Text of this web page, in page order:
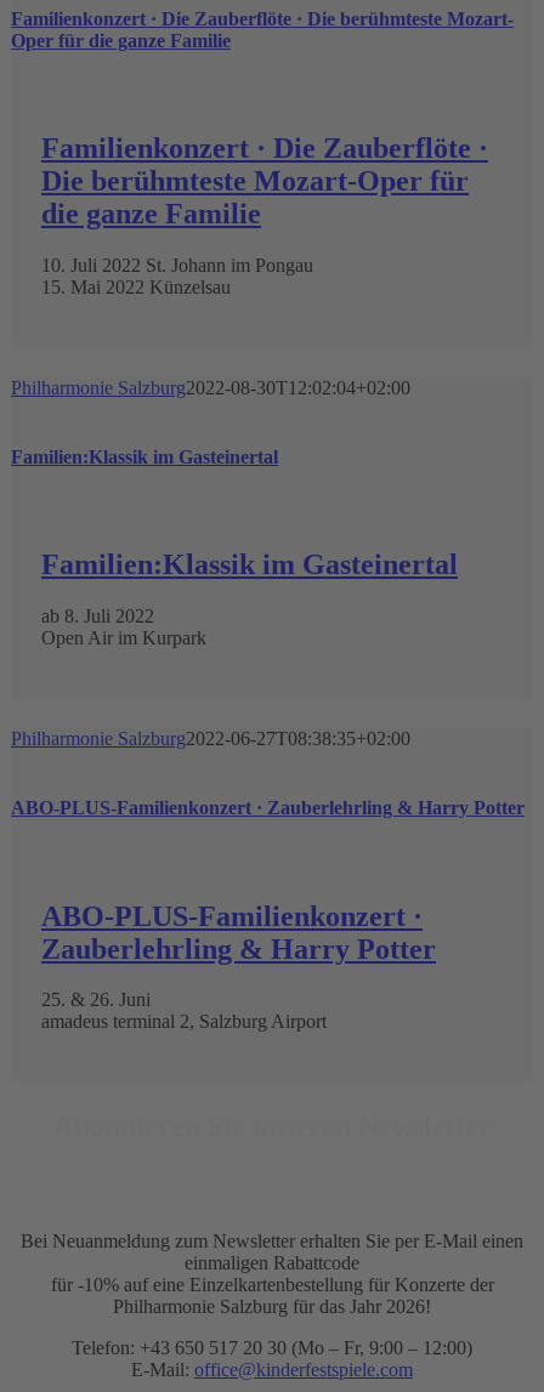
Familienkonzert · Die Zauberflöte · Die berühmteste Mozart-
Oper für die ganze Familie
Familienkonzert · Die Zauberflöte ·
Die berühmteste Mozart-Oper für
die ganze Familie
10. Juli 2022 St. Johann im Pongau
15. Mai 2022 Künzelsau
Philharmonie Salzburg2022-08-30T12:02:04+02:00
Familien:Klassik im Gasteinertal
Familien:Klassik im Gasteinertal
ab 8. Juli 2022
Open Air im Kurpark
Philharmonie Salzburg2022-06-27T08:38:35+02:00
ABO-PLUS-Familienkonzert · Zauberlehrling & Harry Potter
ABO-PLUS-Familienkonzert ·
Zauberlehrling & Harry Potter
25. & 26. Juni
amadeus terminal 2, Salzburg Airport
Bei Neuanmeldung zum Newsletter erhalten Sie per E-Mail einen
einmaligen Rabattcode
für -10% auf eine Einzelkartenbestellung für Konzerte der
Philharmonie Salzburg für das Jahr 2026!
Telefon: +43 650 517 20 30 (Mo – Fr, 9:00 – 12:00)
E-Mail: office@kinderfestspiele.com